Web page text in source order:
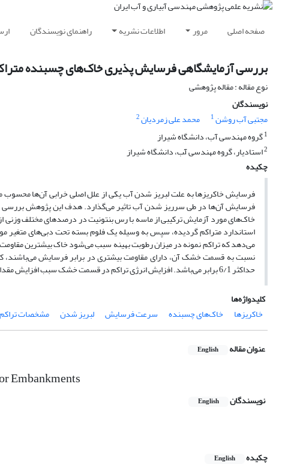
صفحه اصلی مرور اطلاعات نشریه راهنمای نویسندگان
بررسی آزمایشگاهی فرسایش پذیری خاک‌های چسبنده
نوع مقاله : مقاله پژوهشی
نویسندگان
مجتبی آب روشن1 محمد علی زمردیان2
1گروه مهندسی آب، دانشگاه شیراز
2استادیار، گروه مهندسی آّب، دانشگاه شیراز
چکیده
فرسایش خاکریزها به علت لبریز شدن آب یکی از علل اصلی خرابی آن‌ها
فرسایش آن‌ها در طی سرریز شدن آب تاثیر می‌گذارد. هدف این پژوهش بررسی
استاندارد متراکم گردیده، سپس به وسیله یک فلوم بسته تحت دبی‌های
می‌دهد که تراکم نمونه در میزان رطوبت بهینه سبب می‌شود خاک بیشترین
حداکثر 6/1 برابر می‌باشد. افزایش انرژی تراکم در قسمت خشک سبب افزایش مقدار تنش برشی بحرانی و کاهش سرعت فرسایش می‌گردد.
کلیدواژه‌ها
خاکریزها
خاک‌های چسبنده سرعت فرسایش لبریز شدن مشخصات تراکم
عنوان مقاله English
Embankments
نویسندگان English
چکیده
English